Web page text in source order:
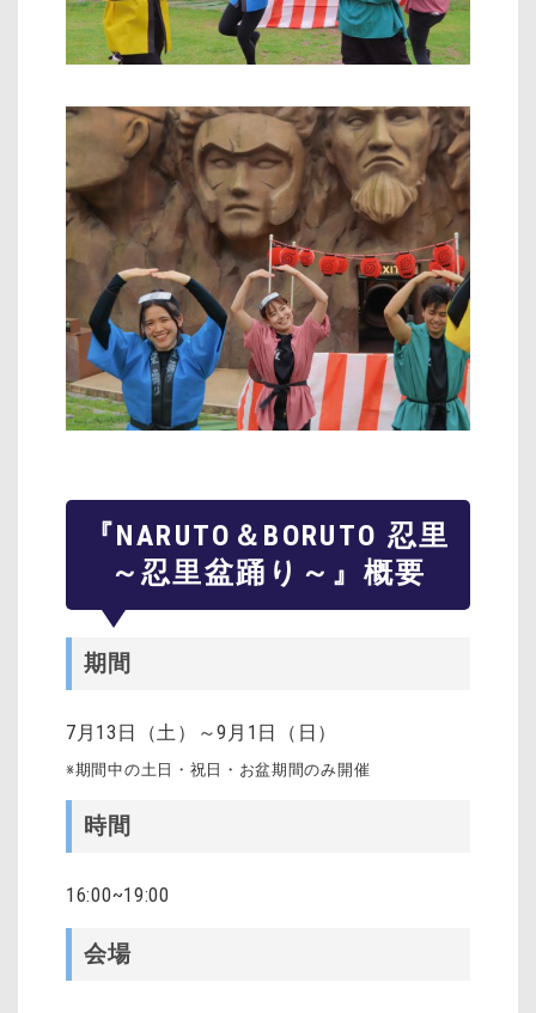
『NARUTO＆BORUTO 忍里
～忍里盆踊り～』概要
期間
7月13日（土）～9月1日（日）
※期間中の土日・祝日・お盆期間のみ開催
時間
16:00~19:00
会場